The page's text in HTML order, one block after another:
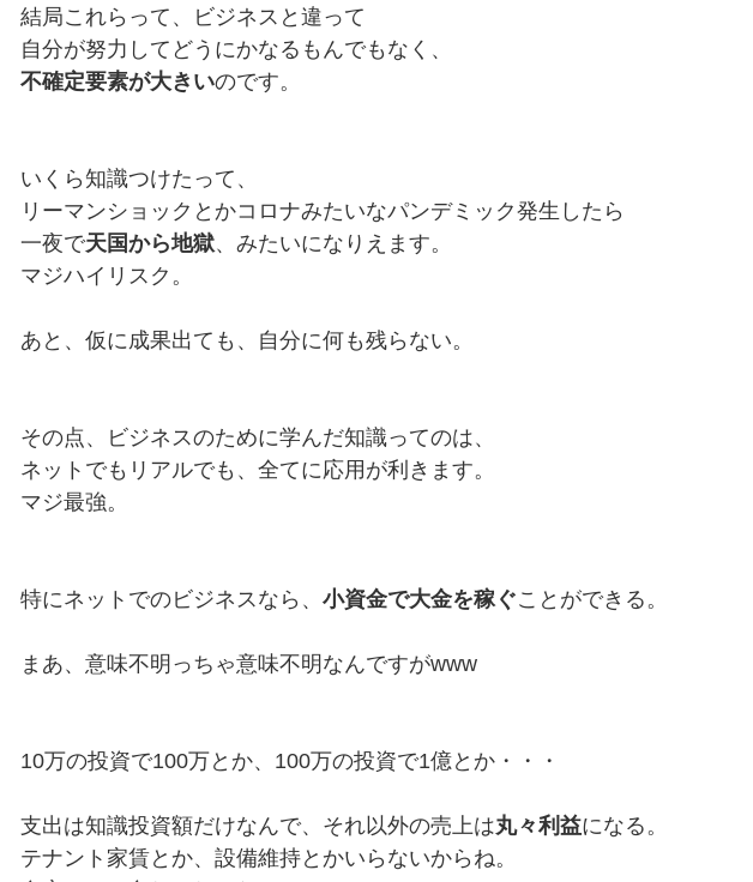
結局これらって、ビジネスと違って
自分が努力してどうにかなるもんでもなく、
不確定要素が大きいのです。
いくら知識つけたって、
リーマンショックとかコロナみたいなパンデミック発生したら
一夜で天国から地獄、みたいになりえます。
マジハイリスク。
あと、仮に成果出ても、自分に何も残らない。
その点、ビジネスのために学んだ知識ってのは、
ネットでもリアルでも、全てに応用が利きます。
マジ最強。
特にネットでのビジネスなら、 小資金で大金を稼ぐことができる。
まあ、意味不明っちゃ意味不明なんですがwww
10万の投資で100万とか、100万の投資で1億とか・・・
支出は知識投資額だけなんで、それ以外の売上は丸々利益になる。
テナント家賃とか、設備維持とかいらないからね。